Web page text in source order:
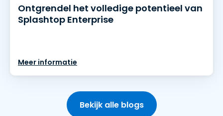
Ontgrendel het volledige potentieel van
Splashtop Enterprise
Meer informatie
Bekijk alle blogs